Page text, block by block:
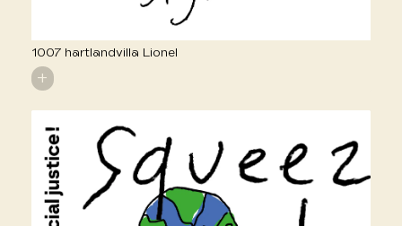
1007 hartlandvilla Lionel
+